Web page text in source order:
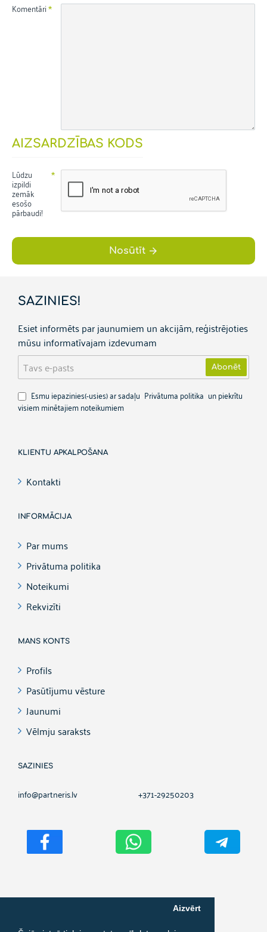
Aizvērt
Komentāri
AIZSARDZĪBAS KODS
Lūdzu
izpildi
zemāk
esošo
pārbaudi!
Nosūtīt
SAZINIES!
Esiet informēts par jaunumiem un akcijām, reģistrējoties
mūsu informatīvajam izdevumam
Tavs
pasts
Abonēt
Esmu iepazinies(-usies) ar sadaļu Privātuma politika un piekrītu
visiem minētajiem noteikumiem
KLIENTU APKALPOŠANA
Kontakti
INFORMĀCIJA
Par mums
Privātuma politika
Noteikumi
Rekvizīti
MANS KONTS
Profils
Pasūtījumu vēsture
Jaunumi
Vēlmju saraksts
SAZINIES
info@partneris.lv +371-29250203